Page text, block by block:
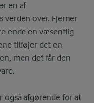
en af
verden over. Fjerner
ende en væsentlig
tilføjer det en
men det får den
afgørende for at